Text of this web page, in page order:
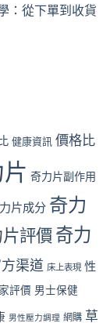
：從下單到收貨
健康資訊 價格比
奇力片副作用
片成分 奇力
評價 奇力
渠道 床上表現 性
評價 男士保健
男性壓力調理 網購 草